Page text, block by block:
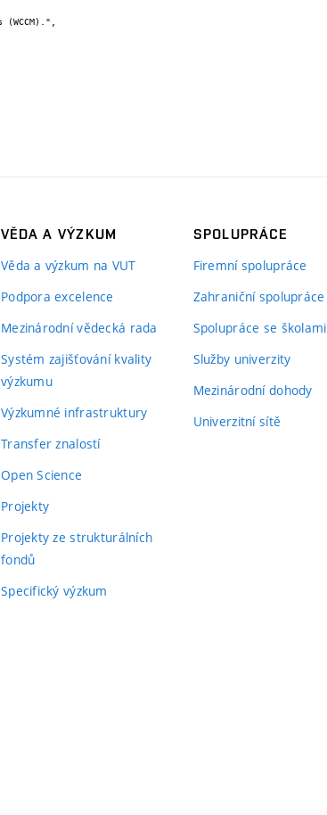
VĚDA A VÝZKUM
Věda a výzkum na VUT
Podpora excelence
Mezinárodní vědecká rada
Systém zajišťování kvality
výzkumu
Výzkumné infrastruktury
Transfer znalostí
Open Science
Projekty
Projekty ze strukturálních
fondů
Specifický výzkum
SPOLUPRÁCE
Firemní spolupráce
Zahraniční spolupráce
Spolupráce se školami
Služby univerzity
Mezinárodní dohody
Univerzitní sítě